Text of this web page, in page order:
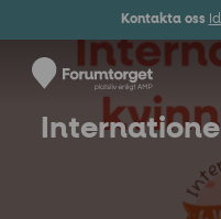
Kontakta oss